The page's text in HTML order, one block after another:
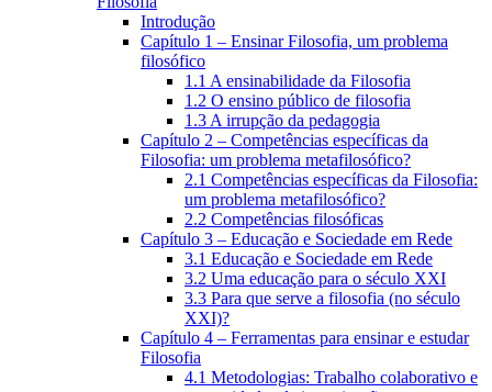
Introdução
Capítulo 1 – Ensinar Filosofia, um problema
filosófico
1.1 A ensinabilidade da Filosofia
1.2 O ensino público de filosofia
1.3 A irrupção da pedagogia
Capítulo 2 – Competências específicas da
Filosofia: um problema metafilosófico?
2.1 Competências específicas da Filosofia:
um problema metafilosófico?
2.2 Competências filosóficas
Capítulo 3 – Educação e Sociedade em Rede
3.1 Educação e Sociedade em Rede
3.2 Uma educação para o século XXI
3.3 Para que serve a filosofia (no século
XXI)?
Capítulo 4 – Ferramentas para ensinar e estudar
Filosofia
4.1 Metodologias: Trabalho colaborativo e